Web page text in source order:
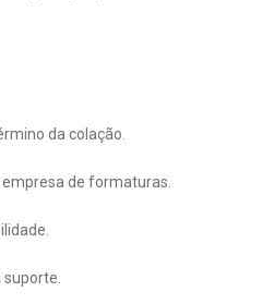
da colação.
de formaturas.